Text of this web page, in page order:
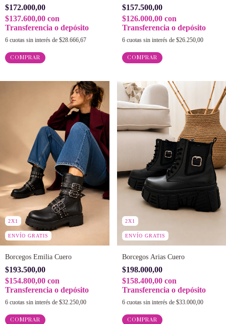
$172.000,00
$137.600,00 con
Transferencia o depósito
6 cuotas sin interés de $28.666,67
COMPRAR
$157.500,00
$126.000,00 con
Transferencia o depósito
6 cuotas sin interés de $26.250,00
COMPRAR
2X1
ENVÍO GRATIS
Borcegos Emilia Cuero
$193.500,00
$154.800,00 con
Transferencia o depósito
6 cuotas sin interés de $32.250,00
COMPRAR
2X1
ENVÍO GRATIS
Borcegos Arias Cuero
$198.000,00
$158.400,00 con
Transferencia o depósito
6 cuotas sin interés de $33.000,00
COMPRAR